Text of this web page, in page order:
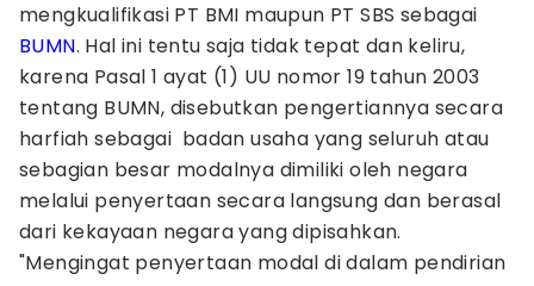
mengkualifikasi PT BMI maupun PT SBS sebagai
BUMN. Hal ini tentu saja tidak tepat dan keliru,
karena Pasal 1 ayat (1) UU nomor 19 tahun 2003
tentang BUMN, disebutkan pengertiannya secara
harfiah sebagai badan usaha yang seluruh atau
sebagian besar modalnya dimiliki oleh negara
melalui penyertaan secara langsung dan berasal
dari kekayaan negara yang dipisahkan.
"Mengingat penyertaan modal di dalam pendirian